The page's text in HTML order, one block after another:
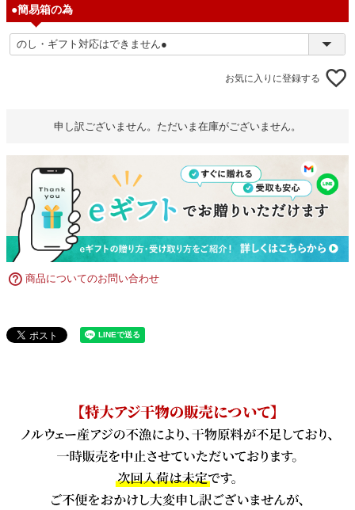
●簡易箱の為
お気に入りに登録する
申し訳ございません。ただいま在庫がございません。
商品についてのお問い合わせ